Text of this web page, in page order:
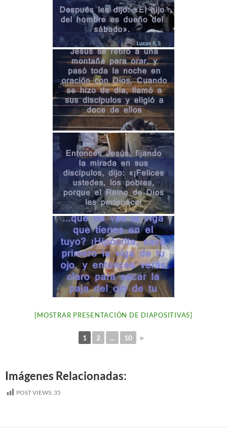
[MOSTRAR PRESENTACIÓN DE DIAPOSITIVAS]
1 2 ... 10 ►
Imágenes Relacionadas:
POST VIEWS: 35